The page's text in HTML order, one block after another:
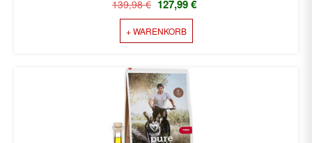
139,98€
PREIS
WAR:
139,98 €
127,99€
+ WARENKORB